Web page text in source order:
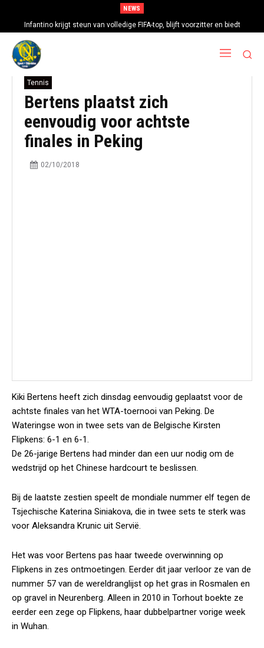
NEWS
Infantino krijgt steun van volledige FIFA-top, blijft voorzitter en biedt
excuses aan
Tennis
Bertens plaatst zich
eenvoudig voor achtste
finales in Peking
02/10/2018
Kiki Bertens heeft zich dinsdag eenvoudig geplaatst voor de
achtste finales van het WTA-toernooi van Peking. De
Wateringse won in twee sets van de Belgische Kirsten
Flipkens: 6-1 en 6-1.
De 26-jarige Bertens had minder dan een uur nodig om de
wedstrijd op het Chinese hardcourt te beslissen.
Bij de laatste zestien speelt de mondiale nummer elf tegen de
Tsjechische Katerina Siniakova, die in twee sets te sterk was
voor Aleksandra Krunic uit Servië.
Het was voor Bertens pas haar tweede overwinning op
Flipkens in zes ontmoetingen. Eerder dit jaar verloor ze van de
nummer 57 van de wereldranglijst op het gras in Rosmalen en
op gravel in Neurenberg. Alleen in 2010 in Torhout boekte ze
eerder een zege op Flipkens, haar dubbelpartner vorige week
in Wuhan.